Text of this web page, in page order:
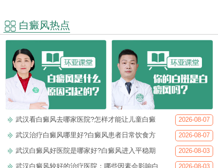
白癜风热点
武汉看白癜风去哪家医院?怎样才能让儿童白癜 2026-08-07
武汉治疗白癜风哪里好?白癜风患者日常饮食方 2026-08-07
武汉白癜风好医院是哪家好?白癜风进入平稳期 2026-08-03
武汉白癜风较好的治疗医院：哪些因素会影响白